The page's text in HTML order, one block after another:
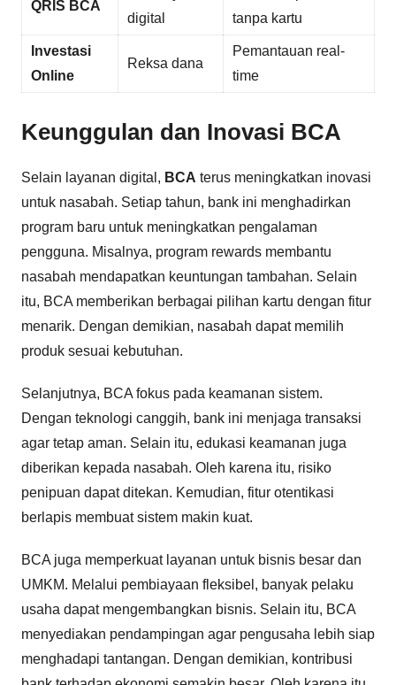
QRIS BCA
digital
tanpa kartu
Investasi
Online
Reksa dana
Pemantauan real-
time
Keunggulan dan Inovasi BCA
Selain layanan digital, BCA terus meningkatkan inovasi
untuk nasabah. Setiap tahun, bank ini menghadirkan
program baru untuk meningkatkan pengalaman
pengguna. Misalnya, program rewards membantu
nasabah mendapatkan keuntungan tambahan. Selain
itu, BCA memberikan berbagai pilihan kartu dengan fitur
menarik. Dengan demikian, nasabah dapat memilih
produk sesuai kebutuhan.
Selanjutnya, BCA fokus pada keamanan sistem.
Dengan teknologi canggih, bank ini menjaga transaksi
agar tetap aman. Selain itu, edukasi keamanan juga
diberikan kepada nasabah. Oleh karena itu, risiko
penipuan dapat ditekan. Kemudian, fitur otentikasi
berlapis membuat sistem makin kuat.
BCA juga memperkuat layanan untuk bisnis besar dan
UMKM. Melalui pembiayaan fleksibel, banyak pelaku
usaha dapat mengembangkan bisnis. Selain itu, BCA
menyediakan pendampingan agar pengusaha lebih siap
menghadapi tantangan. Dengan demikian, kontribusi